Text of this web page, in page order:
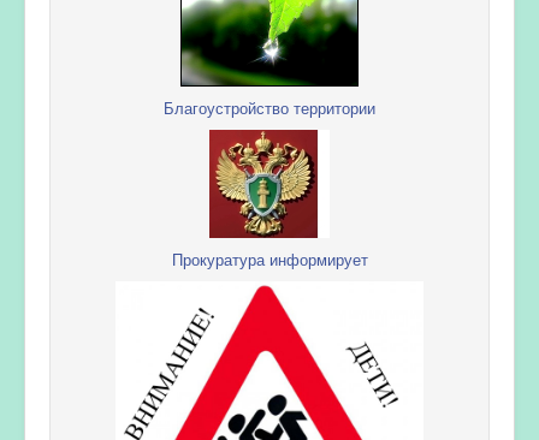
Благоустройство территории
Прокуратура информирует